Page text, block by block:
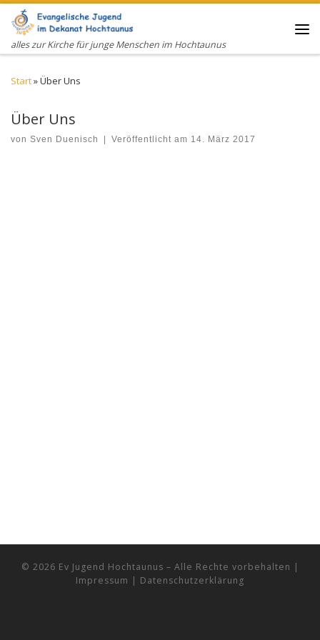
Zum Inhalt springen
alles zur Kirche für junge Menschen im Hochtaunus
Start»Über Uns
Über Uns
von Sven Duenisch Veröffentlicht am 14. März 2017
© 2026 Ev Jugend Hochtaunus – Alle Rechte vorbehalten |
Impressum | Datenschutzerklärung